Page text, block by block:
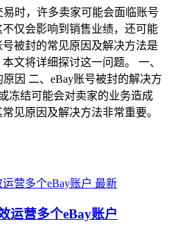
易时，许多卖家可能会面临账号
仅会影响到销售业绩，还可能
被封的常见原因及解决方法是
文将详细探讨这一问题。 一、
因 二、eBay账号被封的解决方
冻结可能会对卖家的业务造成
见原因及解决方法非常重要。
最新
运营多个eBay账户